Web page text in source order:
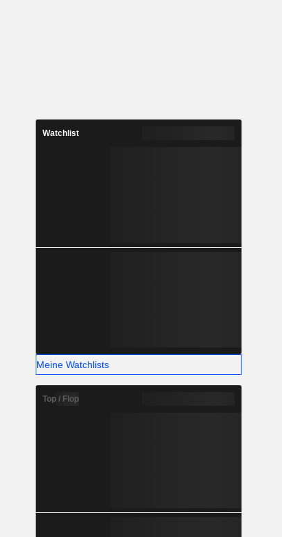
Watchlist
Meine Watchlists
Top / Flop